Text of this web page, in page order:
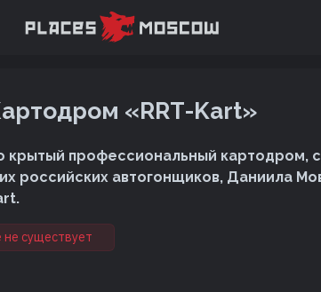
«RRT-Kart»
крытый профессиональный картодром,
российских автогонщиков, Даниила
существует